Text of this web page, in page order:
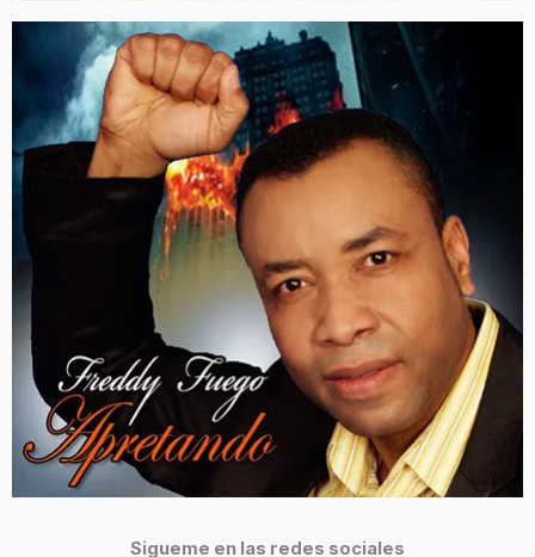
Sigueme en las redes sociales